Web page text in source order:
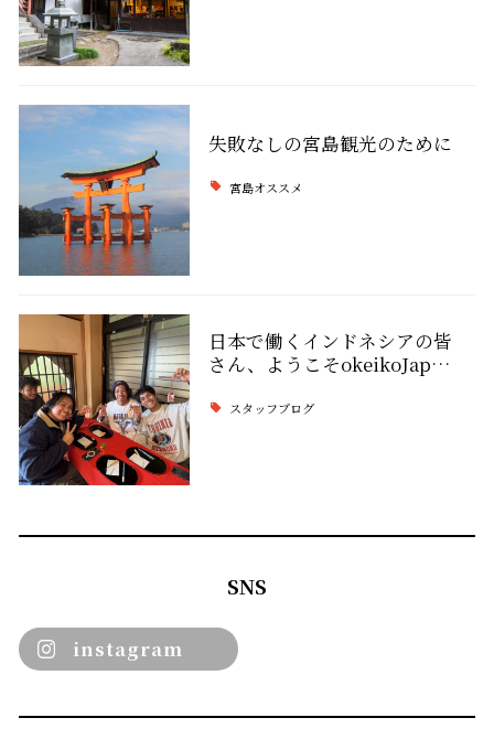
失敗なしの宮島観光のために
宮島オススメ
日本で働くインドネシアの皆
さん、ようこそokeikoJap…
スタッフブログ
SNS
instagram